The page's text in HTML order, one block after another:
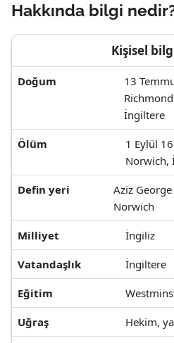
Hakkında bilgi
Kişisel
Doğum
13
İngiltere
Ölüm
1 Eylül
Norwich,
Defin yeri
Aziz
Norwich
Milliyet İngiliz
Vatandaşlık İngiltere
Eğitim
Uğraş Hekim,